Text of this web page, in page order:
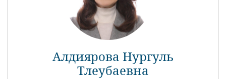
Алдиярова Нургуль
Тлеубаевна